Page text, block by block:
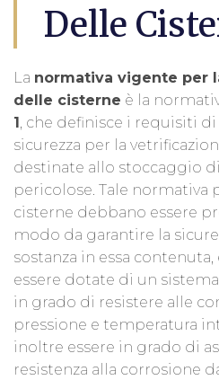
Delle
La normativa vigente per
delle cisterne è la
1 , che definisce i requisiti
sicurezza per la
destinate allo stoccaggio
pericolose. Tale normativa
cisterne debbano essere
modo da garantire la
sostanza in essa
essere dotate di un
in grado di resistere alle
pressione e temperatura
inoltre essere in grado di
resistenza alla corrosione